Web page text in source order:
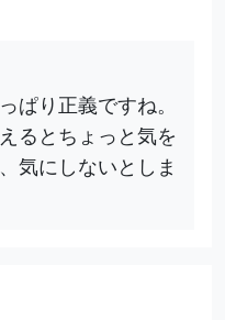
ぱり正義ですね。
るとちょっと気を
気にしないとしま